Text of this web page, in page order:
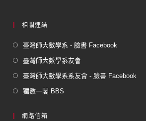
相關連結
臺灣師大數學系 - 臉書 Facebook
臺灣師大數學系友會
臺灣師大數學系系友會 - 臉書 Facebook
獨數一閣 BBS
網路信箱